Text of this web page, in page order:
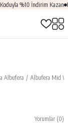
%10 İndirim Kazan
Albufera Albufera Mid
Yorumlar (0)